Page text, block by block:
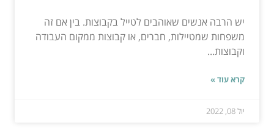
יש הרבה אנשים שאוהבים לטייל בקבוצות. בין אם זה
משפחות שמטיילות, חברים, או קבוצות ממקום העבודה
וקבוצות...
קרא עוד »
יול 08, 2022